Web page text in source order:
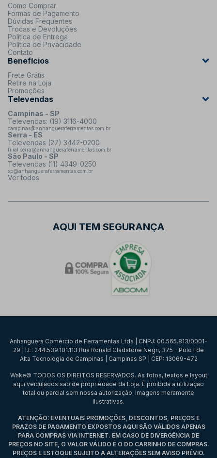
Como Comprar
Formas de Pagamento
Dúvidas Frequentes
Trocas e Devoluções
Política de Entrega
Política de Privacidade
Contato
Benefícios
Frete Grátis
Retire na Loja
Promoções
Televendas
Campinas - SP
Televendas: (19) 3116-4000
campinas@anhangueraferramentas.com.br
Serra - ES
Televendas (27) 3442-0200
filial.serra@anhangueraferramentas.com.br
São Paulo - SP
Televendas (11) 4349-0250
sp@anhangueraferramentas.com.br
Ver todos
AQUI TEM SEGURANÇA
Anhanguera Comércio de Ferramentas Ltda | CNPJ: 00.565.813/0001-
29 | I.E: 244.539.101.113 Rua Ronald Cladstone Negri, 375 - Polo I de
Alta Tecnologia de Campinas | Campinas SP | CEP: 13069-472
Wake© TODOS OS DIREITOS RESERVADOS. As fotos, textos e layout
aqui veiculados são de propriedade da Loja. É proibida a utilização
total ou parcial sem nossa autorização. Imagens meramente
ilustrativas.
ATENÇÃO: EVENTUAIS PROMOÇÕES, DESCONTOS, PREÇOS E
PRAZOS DE PAGAMENTO EXPOSTOS AQUI SÃO VÁLIDOS APENAS
PARA COMPRAS VIA INTERNET. EM CASO DE DIVERGÊNCIA DE
PREÇOS NO SITE, O VALOR VÁLIDO É O DO CARRINHO DE COMPRAS.
PREÇOS E ESTOQUE SUJEITO A ALTERAÇÕES SEM AVISO PRÉVIO.